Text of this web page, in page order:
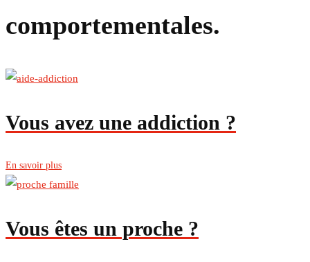
comportementales.
Vous avez une addiction ?
En savoir plus
Vous êtes un proche ?